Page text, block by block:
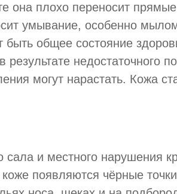
она плохо переносит
умывание, особенно
общее состояние
недостаточного
могут нарастать. Кожа
и местного нарушения
коже появляются чёрные